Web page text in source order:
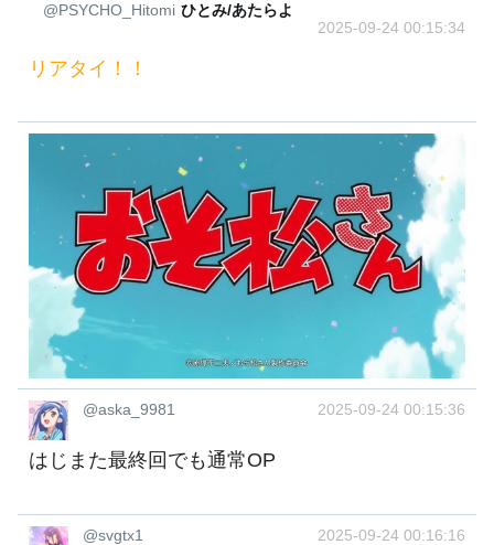
@PSYCHO_Hitomi ひとみ/あたらよ
2025-09-24 00:15:34
リアタイ！！
@aska_9981 2025-09-24 00:15:36
はじまた最終回でも通常OP
@svgtx1 2025-09-24 00:16:16